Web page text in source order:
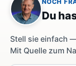
NOCH
Du
Stell sie einfach
Mit Quelle zum